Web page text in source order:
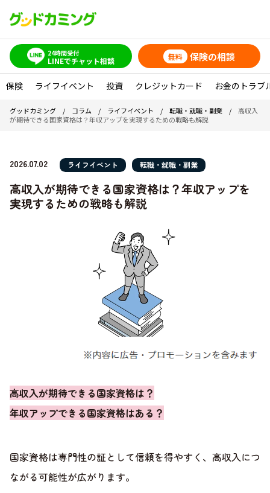
24時間受付
LINEでチャット相談 無料 保険の相談
保険 ライフイベント 投資 クレジットカード お金のトラブ
グッドカミング / コラム / ライフイベント / 転職・就職・副業 / 高収入
が期待できる国家資格は？年収アップを実現するための戦略も解説
2026.07.02 ライフイベント 転職・就職・副業
高収入が期待できる国家資格は？年収アップを
実現するための戦略も解説
高収入が期待できる国家資格は？
年収アップできる国家資格はある？
国家資格は専門性の証として信頼を得やすく、高収入につ
ながる可能性が広がります。